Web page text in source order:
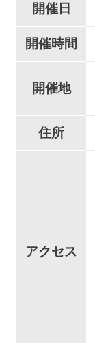
開催日
開催時間
開催地
住所
アクセス